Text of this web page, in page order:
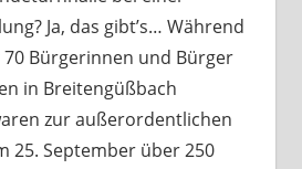
Ja, das gibt’s… Während
Bürgerinnen und Bürger
in Breitengüßbach
zur außerordentlichen
25. September über 250